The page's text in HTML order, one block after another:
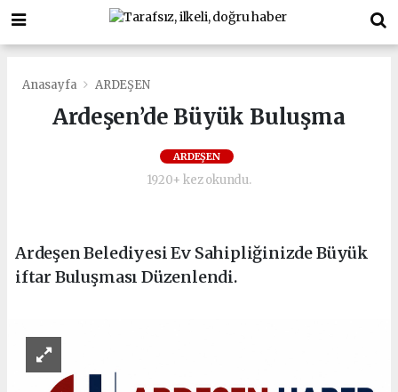
Anasayfa ARDEŞEN
Ardeşen’de Büyük Buluşma
ARDEŞEN
1920+ kez okundu.
Ardeşen Belediyesi Ev Sahipliğinizde Büyük
iftar Buluşması Düzenlendi.